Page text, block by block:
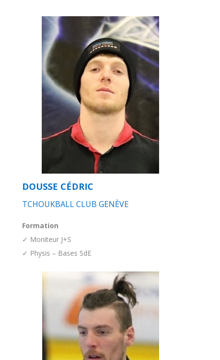
DOUSSE CÉDRIC
TCHOUKBALL CLUB GENÈVE
Formation
✓ Moniteur J+S
✓ Physis – Bases SdE